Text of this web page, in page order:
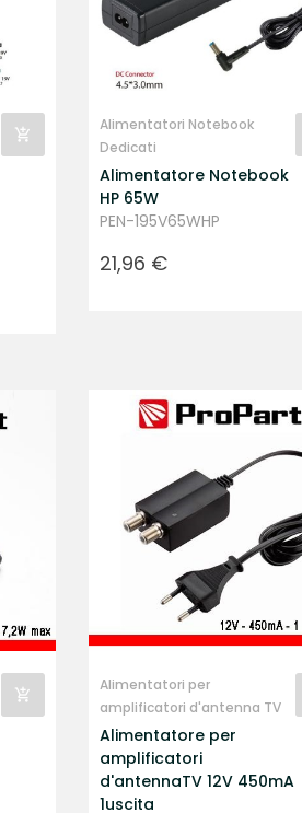
Alimentatori Notebook
Dedicati
Alimentatore Notebook
HP 65W
PEN-195V65WHP
Prezzo
21,96 €
Alimentatori per
amplificatori d'antenna TV
Alimentatore per
amplificatori
d'antennaTV 12V 450mA
1uscita